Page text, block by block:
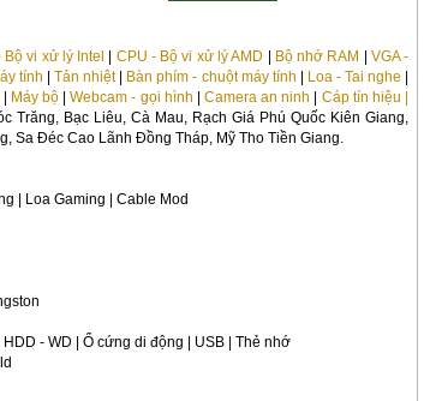
Bộ vi xử lý Intel | CPU - Bộ vi xử lý AMD | Bộ nhớ RAM | VGA -
tính |Tản nhiệt| Bàn phím - chuột máy tính | Loa - Tai nghe |
| Máy bộ|Webcam - gọi hình |Camera an ninh | Cáp tín hiệu |
Trăng, Bạc Liêu, Cà Mau, Rạch Giá Phú Quốc Kiên Giang,
Sa Đéc Cao Lãnh Đồng Tháp, Mỹ Tho Tiền Giang.
| Loa Gaming | Cable Mod
- WD | Ổ cứng di động | USB | Thẻ nhớ